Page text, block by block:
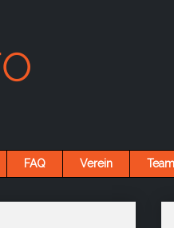
FAQ Verein Team